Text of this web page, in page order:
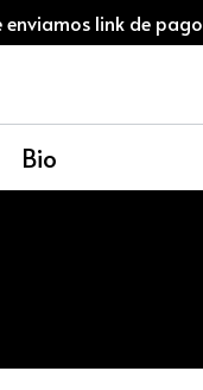
link de pago
Bio